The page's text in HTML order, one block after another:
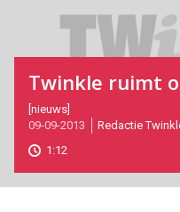
Twinkle ruimt
2013-
09-
09T08:51:00
2017-
05-
[nieuws]
09-09-2013
Redactie
1:12